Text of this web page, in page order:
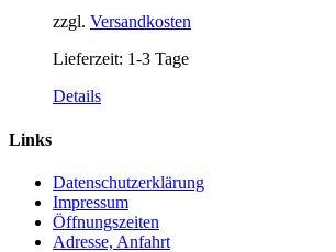
zzgl. Versandkosten
Lieferzeit: 1-3 Tage
Details
Links
Datenschutzerklärung
Impressum
Öffnungszeiten
Adresse, Anfahrt